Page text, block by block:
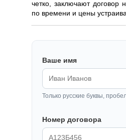
четко, заключают договор
по времени и цены
Ваше имя
Только русские буквы,
Номер договора